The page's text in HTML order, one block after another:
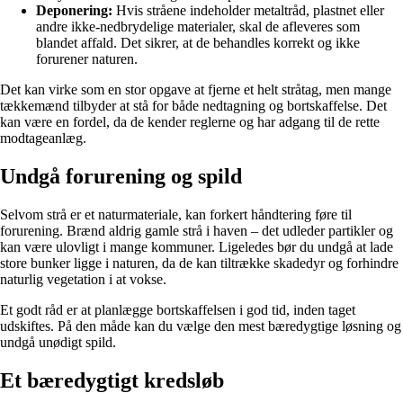
Deponering: Hvis stråene indeholder metaltråd, plastnet eller
andre ikke-nedbrydelige materialer, skal de afleveres som
blandet affald. Det sikrer, at de behandles korrekt og ikke
forurener naturen.
Det kan virke som en stor opgave at fjerne et helt stråtag, men mange
tækkemænd tilbyder at stå for både nedtagning og bortskaffelse. Det
kan være en fordel, da de kender reglerne og har adgang til de rette
modtageanlæg.
Undgå forurening og spild
Selvom strå er et naturmateriale, kan forkert håndtering føre til
forurening. Brænd aldrig gamle strå i haven – det udleder partikler og
kan være ulovligt i mange kommuner. Ligeledes bør du undgå at lade
store bunker ligge i naturen, da de kan tiltrække skadedyr og forhindre
naturlig vegetation i at vokse.
Et godt råd er at planlægge bortskaffelsen i god tid, inden taget
udskiftes. På den måde kan du vælge den mest bæredygtige løsning og
undgå unødigt spild.
Et bæredygtigt kredsløb